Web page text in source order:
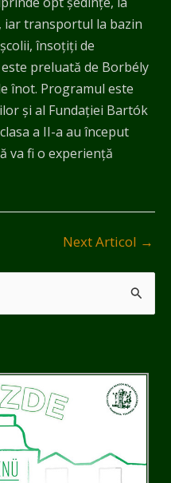
iar transportul la bazin
însoțiți de
preluată de Borbély
înot. Programul este
și al Fundației Bartók
a II-a au început
va fi o experiență
Next Articol →